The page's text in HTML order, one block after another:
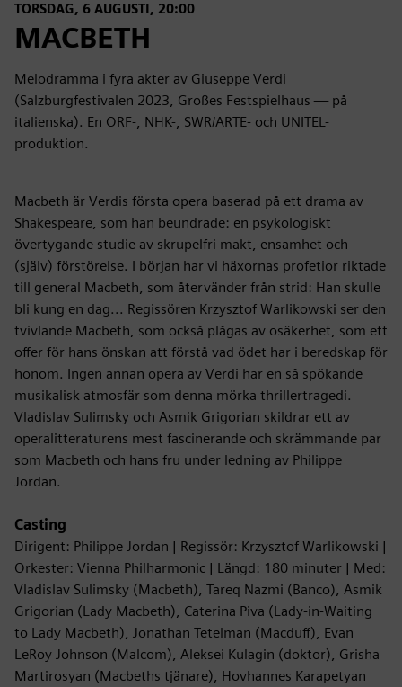
TORSDAG, 6 AUGUSTI, 20:00
MACBETH
Melodramma i fyra akter av Giuseppe Verdi
(Salzburgfestivalen 2023, Großes Festspielhaus — på
italienska). En ORF-, NHK-, SWR/ARTE- och UNITEL-
produktion.
Macbeth är Verdis första opera baserad på ett drama av
Shakespeare, som han beundrade: en psykologiskt
övertygande studie av skrupelfri makt, ensamhet och
(själv) förstörelse. I början har vi häxornas profetior riktade
till general Macbeth, som återvänder från strid: Han skulle
bli kung en dag... Regissören Krzysztof Warlikowski ser den
tvivlande Macbeth, som också plågas av osäkerhet, som ett
offer för hans önskan att förstå vad ödet har i beredskap för
honom. Ingen annan opera av Verdi har en så spökande
musikalisk atmosfär som denna mörka thrillertragedi.
Vladislav Sulimsky och Asmik Grigorian skildrar ett av
operalitteraturens mest fascinerande och skrämmande par
som Macbeth och hans fru under ledning av Philippe
Jordan.
Casting
Dirigent: Philippe Jordan | Regissör: Krzysztof Warlikowski |
Orkester: Vienna Philharmonic | Längd: 180 minuter | Med:
Vladislav Sulimsky (Macbeth), Tareq Nazmi (Banco), Asmik
Grigorian (Lady Macbeth), Caterina Piva (Lady-in-Waiting
to Lady Macbeth), Jonathan Tetelman (Macduff), Evan
LeRoy Johnson (Malcom), Aleksei Kulagin (doktor), Grisha
Martirosyan (Macbeths tjänare), Hovhannes Karapetyan